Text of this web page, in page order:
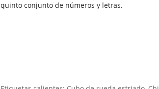
quinto conjunto de números y letras.